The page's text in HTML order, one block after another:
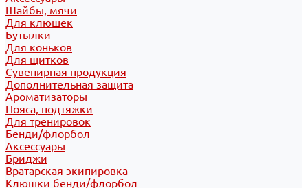
Шайбы, мячи
Для клюшек
Бутылки
Для коньков
Для щитков
Сувенирная продукция
Дополнительная защита
Ароматизаторы
Пояса, подтяжки
Для тренировок
Бенди/флорбол
Аксессуары
Бриджи
Вратарская экипировка
Клюшки бенди/флорбол